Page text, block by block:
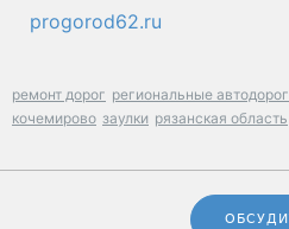
progorod62.ru
ремонт дорог региональные
кочемирово заулки рязанская область